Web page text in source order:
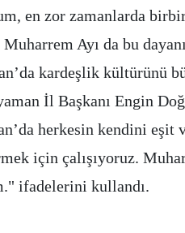
en zor zamanlarda
Ayı da bu
kardeşlik kültürünü
İl Başkanı Engin
herkesin kendini
için çalışıyoruz.
ifadelerini kullandı.